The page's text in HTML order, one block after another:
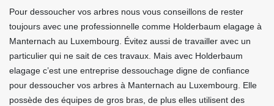
Pour dessoucher vos arbres nous vous conseillons de rester
toujours avec une professionnelle comme Holderbaum elagage à
Manternach au Luxembourg. Évitez aussi de travailler avec un
particulier qui ne sait de ces travaux. Mais avec Holderbaum
elagage c’est une entreprise dessouchage digne de confiance
pour dessoucher vos arbres à Manternach au Luxembourg. Elle
possède des équipes de gros bras, de plus elles utilisent des